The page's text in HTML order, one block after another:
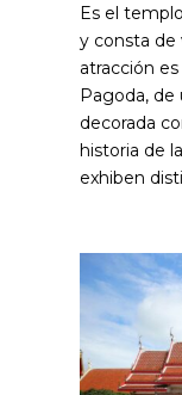
Es el
y consta de
atracción
Pagoda, de
decorada
historia de
exhiben